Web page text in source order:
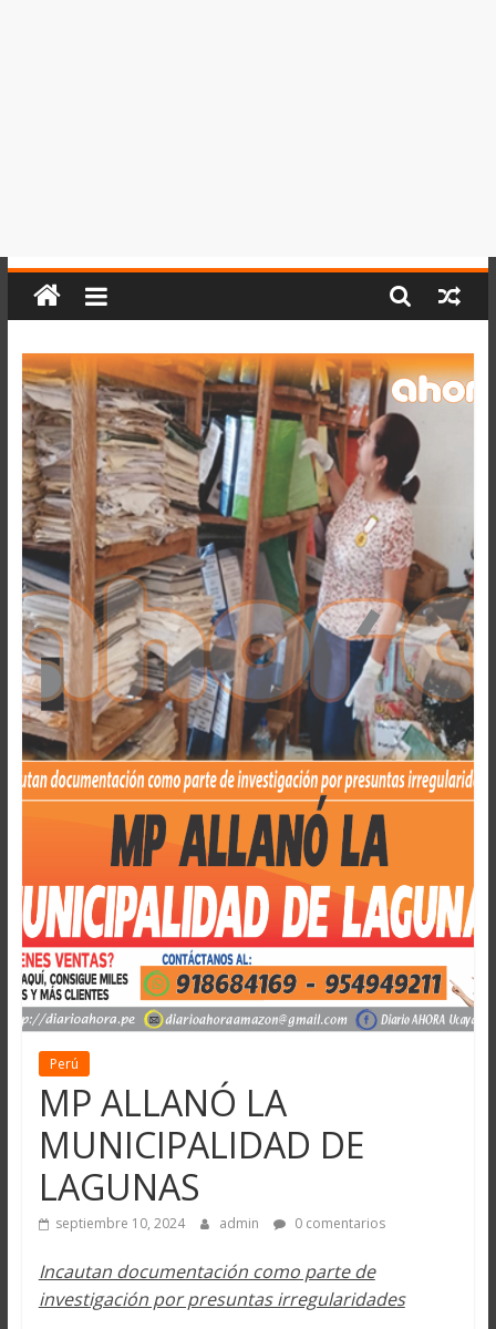
Perú
MP ALLANÓ LA
MUNICIPALIDAD DE
LAGUNAS
septiembre 10, 2024 admin 0 comentarios
Incautan documentación como parte de
investigación por presuntas irregularidades